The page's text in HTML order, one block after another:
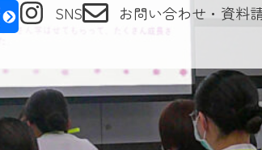
SNS お問い合わせ・資料